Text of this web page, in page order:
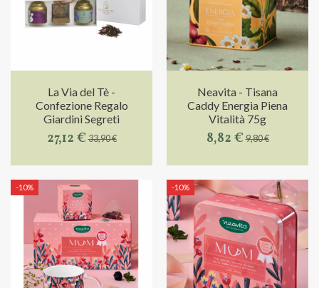
La Via del Tè -
Confezione Regalo
Giardini Segreti
27,12 €33,90 €
Neavita - Tisana
Caddy Energia Piena
Vitalità 75g
8,82 €9,80 €
-10% -10%